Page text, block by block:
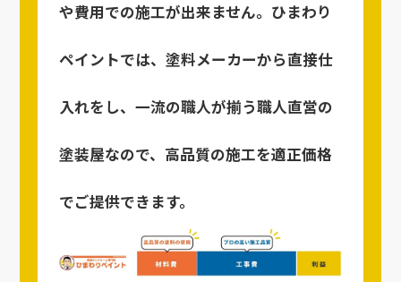
や費用での施工が出来ません。ひまわり
ペイントでは、塗料メーカーから直接仕
入れをし、一流の職人が揃う職人直営の
塗装屋なので、高品質の施工を適正価格
でご提供できます。